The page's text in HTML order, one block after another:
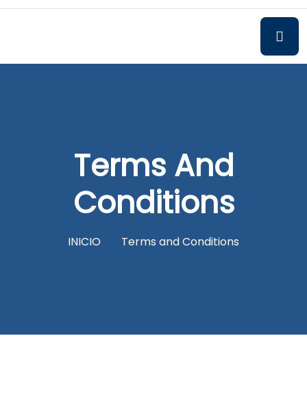
Terms And
Conditions
INICIO Terms and Conditions